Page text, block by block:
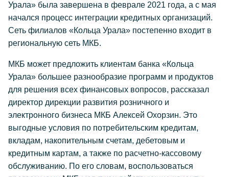
Урала» была завершена в феврале 2021 года, а с мая
начался процесс интеграции кредитных организаций.
Сеть филиалов «Кольца Урала» постепенно входит в
региональную сеть МКБ.
МКБ может предложить клиентам банка «Кольца
Урала» большее разнообразие программ и продуктов
для решения всех финансовых вопросов, рассказал
директор дирекции развития розничного и
электронного бизнеса МКБ Алексей Охорзин. Это
выгодные условия по потребительским кредитам,
вкладам, накопительным счетам, дебетовым и
кредитным картам, а также по расчетно-кассовому
обслуживанию. По его словам, воспользоваться